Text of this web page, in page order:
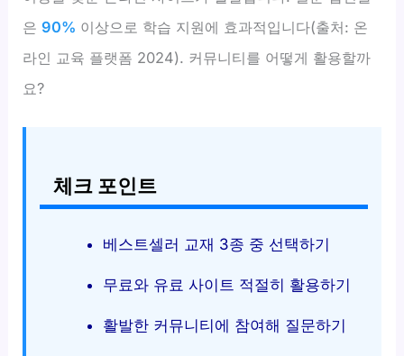
은90% 이상으로 학습 지원에 효과적입니다(출처: 온
라인 교육 플랫폼 2024). 커뮤니티를 어떻게 활용할까
요?
체크 포인트
베스트셀러 교재 3종 중 선택하기
무료와 유료 사이트 적절히 활용하기
활발한 커뮤니티에 참여해 질문하기